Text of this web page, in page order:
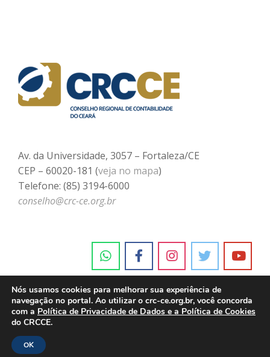
Av. da Universidade, 3057 – Fortaleza/CE
CEP – 60020-181 (veja no mapa)
Telefone: (85) 3194-6000
conselho@crc-ce.org.br
Nós usamos cookies para melhorar sua experiência de
navegação no portal. Ao utilizar o crc-ce.org.br, você concorda
com a Política de Privacidade de Dados e a Política de Cookies
do CRCCE.
OK